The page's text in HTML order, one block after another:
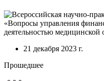
21 декабря 2023 г.
Прошедшее